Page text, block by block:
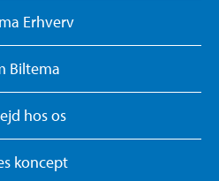
Erhverv
Biltema
hos os
koncept